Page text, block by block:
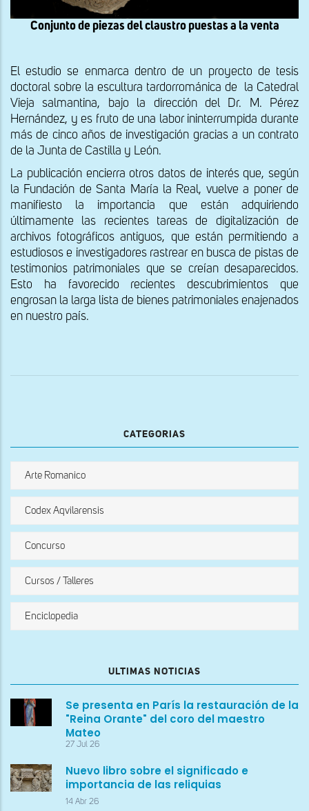
Conjunto de piezas del claustro puestas a la venta
El estudio se enmarca dentro de un proyecto de tesis
doctoral sobre la escultura tardorrománica de la Catedral
Vieja salmantina, bajo la dirección del Dr. M. Pérez
Hernández, y es fruto de una labor ininterrumpida durante
más de cinco años de investigación gracias a un contrato
de la Junta de Castilla y León.
La publicación encierra otros datos de interés que, según
la Fundación de Santa María la Real, vuelve a poner de
manifiesto la importancia que están adquiriendo
últimamente las recientes tareas de digitalización de
archivos fotográficos antiguos, que están permitiendo a
estudiosos e investigadores rastrear en busca de pistas de
testimonios patrimoniales que se creían desaparecidos.
Esto ha favorecido recientes descubrimientos que
engrosan la larga lista de bienes patrimoniales enajenados
en nuestro país.
CATEGORIAS
Arte Romanico
Codex Aqvilarensis
Concurso
Cursos / Talleres
Enciclopedia
ULTIMAS NOTICIAS
Se presenta en París la restauración de la
"Reina Orante" del coro del maestro
Mateo
27 Jul 26
Nuevo libro sobre el significado e
importancia de las reliquias
14 Abr 26